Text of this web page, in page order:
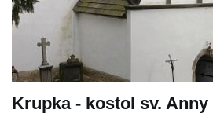
Krupka - kostol sv. Anny